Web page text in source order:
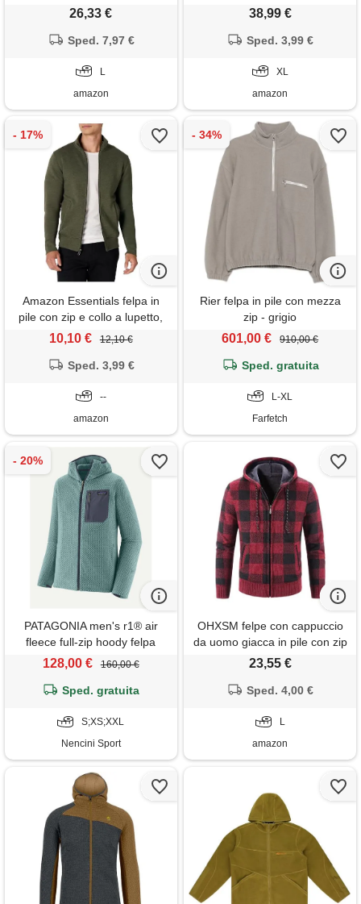
da uomo in pile con cappuccio
grafica rugby a maniche
autunno cappuccio maglioni
maglioni (verde, l)
26,33 €
Sped. 7,97 €
L
amazon
unisex, for adolescenti,
casual, con tasche(g, xl)
38,99 €
Sped. 3,99 €
XL
amazon
Amazon Essentials felpa in
pile con zip e collo a lupetto,
peso medio, vestibilità
puntinato, xs
10,10 € 12,10 €
Sped. 3,99 €
--
amazon
Rier felpa in pile con mezza
zip - grigio
601,00 € 910,00 €
Sped. gratuita
L-XL
Farfetch
PATAGONIA men's r1® air
fleece full-zip hoody felpa
outdoor uomo
128,00 € 160,00 €
Sped. gratuita
S;XS;XXL
Nencini Sport
OHXSM felpe con cappuccio
da uomo giacca in pile con zip
intera cappotto invernale
tasche camicie scozzesi felpa
cappuccio a quadri giacca
casual
23,55 €
Sped. 4,00 €
L
amazon